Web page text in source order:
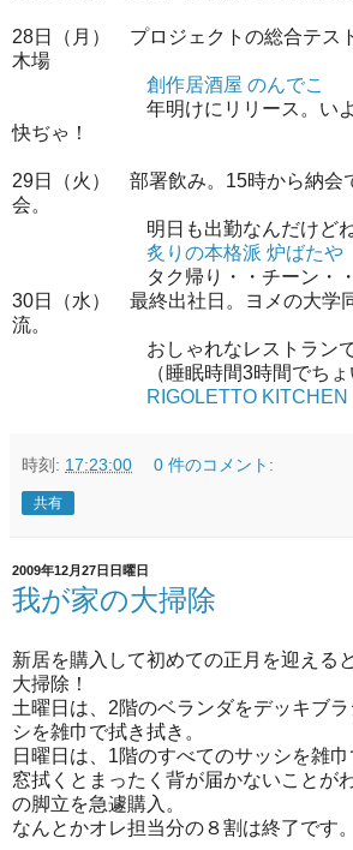
28日（月） プロジェクトの総合テス
木場
創作居酒屋 のんでこ
年明けにリリース。いよい
快ぢゃ！
29日（火） 部署飲み。15時から納会
会。
明日も出勤なんだけどねぇ
炙りの本格派 炉ばたや
タク帰り・・チーン・・
30日（水） 最終出社日。ヨメの大学
流。
おしゃれなレストランで飲
（睡眠時間3時間でちょいつ
RIGOLETTO KITCHEN
時刻: 17:23:00 0 件のコメント:
共有
2009年12月27日日曜日
我が家の大掃除
新居を購入して初めての正月を迎える
大掃除！
土曜日は、2階のベランダをデッキブ
シを雑巾で拭き拭き。
日曜日は、1階のすべてのサッシを雑
窓拭くとまったく背が届かないことが
の脚立を急遽購入。
なんとかオレ担当分の８割は終了です。